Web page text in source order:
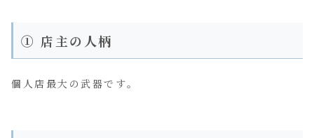
① 店主の人柄
個人店最大の武器です。